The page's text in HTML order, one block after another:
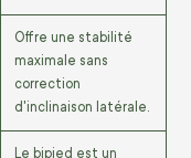
Offre une stabilité
maximale sans
correction
d'inclinaison latérale.
Le bipied est un